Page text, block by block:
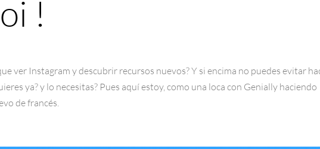
!
ver Instagram y descubrir recursos nuevos? Y si encima no puedes evitar
ya? y lo necesitas? Pues aquí estoy, como una loca con Genially haciendo
de francés.